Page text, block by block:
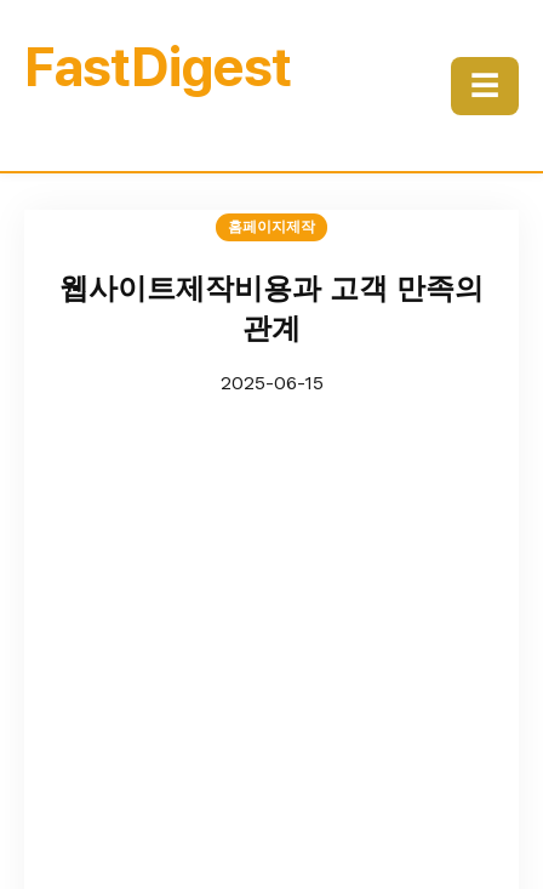
FastDigest ☰
홈페이지제작
웹사이트제작비용과 고객 만족의
관계
2025-06-15